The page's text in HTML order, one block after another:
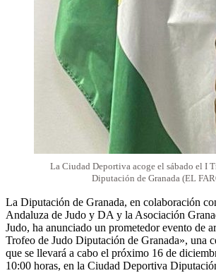
La Ciudad Deportiva acoge el sábado el I
Diputación de Granada (EL
La Diputación de Granada, en colaboración
Andaluza de Judo y DA y la Asociación
Judo, ha anunciado un prometedor evento de
Trofeo de Judo Diputación de Granada», una
que se llevará a cabo el próximo 16 de
10:00 horas, en la Ciudad Deportiva